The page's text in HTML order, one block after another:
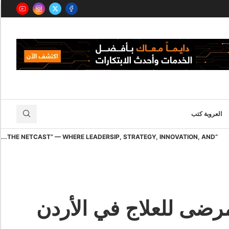
العروبة كتب
“THE NETCAST” — WHERE LEADERSIP, STRATEGY, INNOVATION, AND...